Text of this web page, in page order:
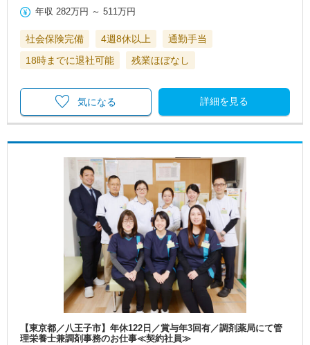
年収 282万円 ～511万円
社会保険完備 4週8休以上
通勤手当
18時までに退社可能
残業ほぼなし
詳細を見る
気になる
【東京都／八王子市】年休122日／賞与年3回有／調剤薬局にて管
理栄養士兼調剤事務のお仕事≪契約社員≫